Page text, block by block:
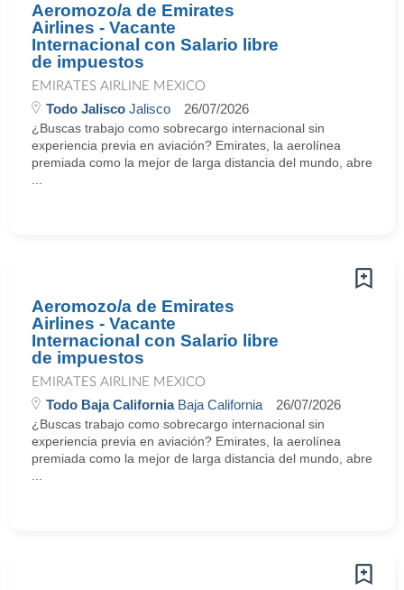
Aeromozo/a de Emirates
Airlines - Vacante
Internacional con Salario libre
de impuestos
EMIRATES AIRLINE MEXICO
Todo Jalisco Jalisco 26/07/2026
¿Buscas trabajo como sobrecargo internacional sin
experiencia previa en aviación? Emirates, la aerolínea
premiada como la mejor de larga distancia del mundo, abre
Aeromozo/a de Emirates
Airlines - Vacante
Internacional con Salario libre
de impuestos
EMIRATES AIRLINE MEXICO
Todo Baja CaliforniaBaja California 26/07/2026
¿Buscas trabajo como sobrecargo internacional sin
experiencia previa en aviación? Emirates, la aerolínea
premiada como la mejor de larga distancia del mundo, abre